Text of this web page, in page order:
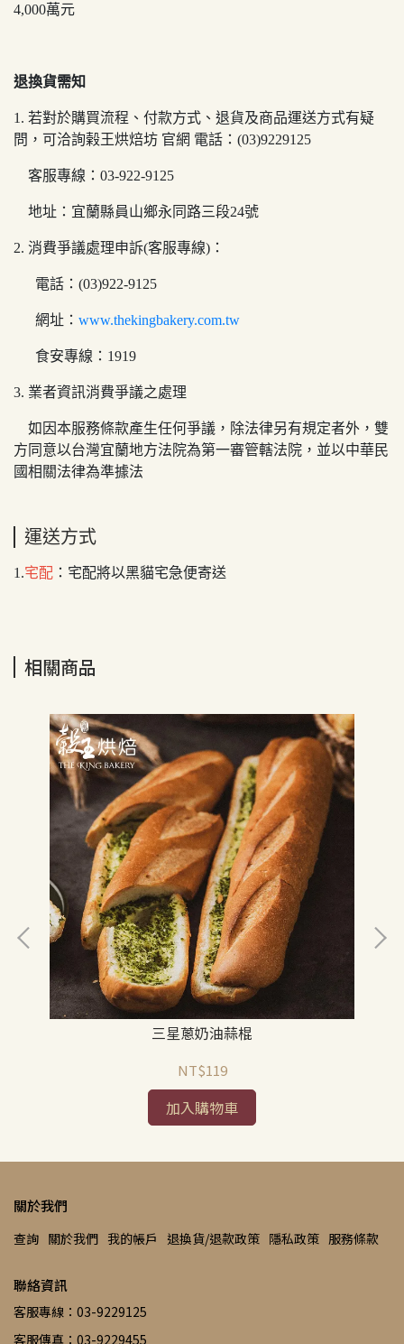
4,000萬元
退換貨需知
1. 若對於購買流程、付款方式、退貨及商品運送方式有疑
問，可洽詢榖王烘焙坊 官網 電話：(03)9229125
客服專線：03-922-9125
地址：宜蘭縣員山鄉永同路三段24號
2. 消費爭議處理申訴(客服專線)：
電話：(03)922-9125
網址： www.thekingbakery.com.tw
食安專線：1919
3. 業者資訊消費爭議之處理
如因本服務條款產生任何爭議，除法律另有規定者外，雙
方同意以台灣宜蘭地方法院為第一審管轄法院，並以中華民
國相關法律為準據法
運送方式
1.宅配 ：宅配將以黑貓宅急便寄送
相關商品
三星蔥奶油蒜棍
NT$119
加入購物車
關於我們
查詢 關於我們 我的帳戶 退換貨/退款政策 隱私政策 服務條款
聯絡資訊
客服專線：03-9229125
客服傳真：03-9229455